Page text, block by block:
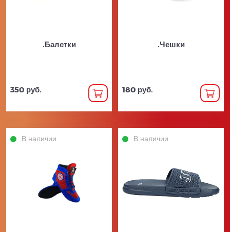
.Балетки
350 руб.
.Чешки
180 руб.
В наличии В наличии